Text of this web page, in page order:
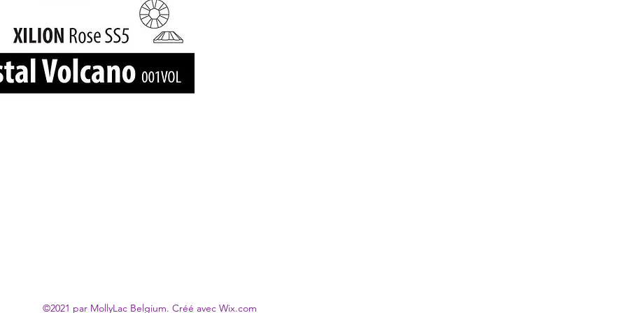
©2021 par MollyLac Belgium. Créé avec Wix.com